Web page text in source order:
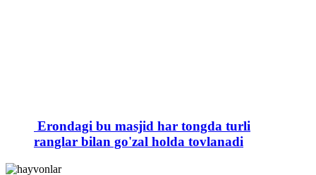
Erondagi bu masjid har tongda turli
ranglar bilan go'zal holda tovlanadi